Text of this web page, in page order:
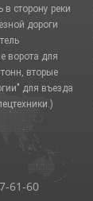
сторону реки
дороги
ворота для
вторые
для въезда
61-60